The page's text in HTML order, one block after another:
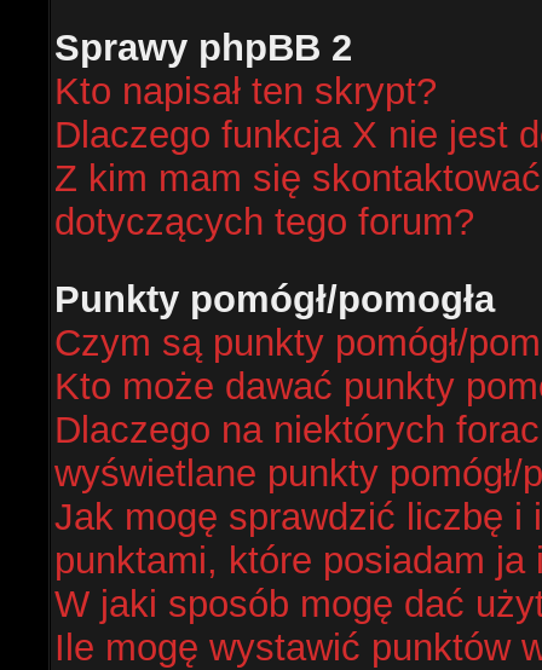
Sprawy phpBB 2
Kto napisał ten skrypt?
Dlaczego funkcja X nie jest
Z kim mam się
dotyczących tego forum?
Punkty pomógł/pomogła
Czym są punkty pomógł/
Kto może dawać punkty
Dlaczego na niektórych
wyświetlane punkty pomógł/
Jak mogę sprawdzić liczbę i
punktami, które posiadam
W jaki sposób mogę dać
Ile mogę wystawić punktów